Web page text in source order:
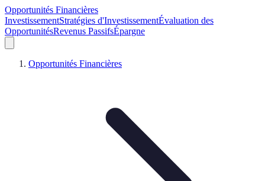
Opportunités Financières
InvestissementStratégies d'InvestissementÉvaluation des
OpportunitésRevenus PassifsÉpargne
Opportunités Financières